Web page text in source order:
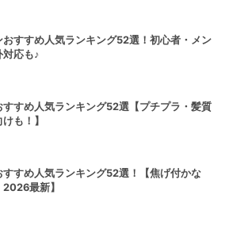
おすすめ人気ランキング52選！初心者・メン
対応も♪
すすめ人気ランキング52選【プチプラ・髪質
も！】
すすめ人気ランキング52選！【焦げ付かな
最新】